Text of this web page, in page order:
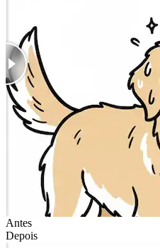
Antes
Depois